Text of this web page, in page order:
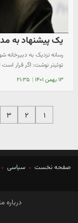
یک پیشنهاد به
رسانه نزدیک به دبیرخانه
توئیتر نوشت: اگر قرار
۱۳ بهمن ۱۴۰۱ | ۲۱:۳۵
۱ ۲ ۳
صفحه نخست سیاسی
درباره ما